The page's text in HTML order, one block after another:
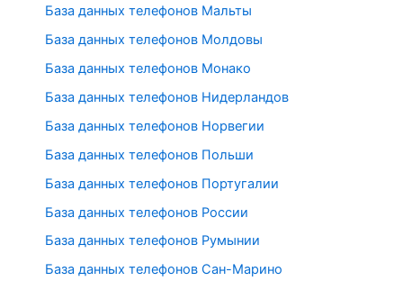
База данных телефонов Мальты
База данных телефонов Молдовы
База данных телефонов Монако
База данных телефонов Нидерландов
База данных телефонов Норвегии
База данных телефонов Польши
База данных телефонов Португалии
База данных телефонов России
База данных телефонов Румынии
База данных телефонов Сан-Марино